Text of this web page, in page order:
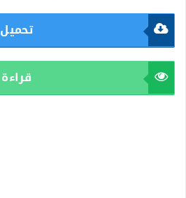
تحميل
قراءة